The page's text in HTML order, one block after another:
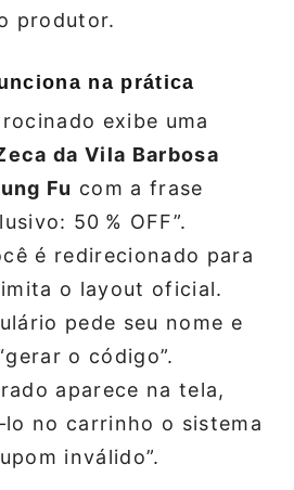
produtor.
na prática
exibe uma
da Vila Barbosa
Fu com a frase
50 % OFF”.
é redirecionado para
o layout oficial.
pede seu nome e
o código”.
aparece na tela,
no carrinho o sistema
inválido”.